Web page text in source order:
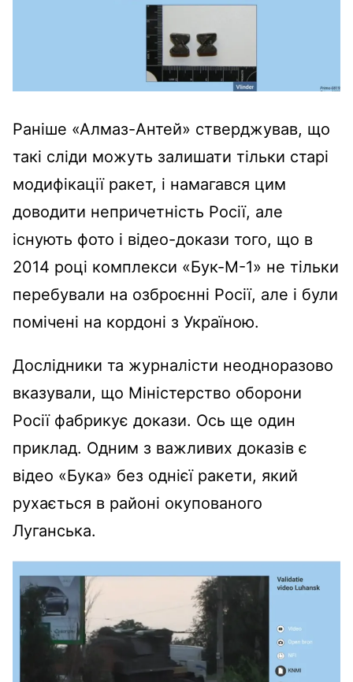
Раніше «Алмаз-Антей» стверджував, що
такі сліди можуть залишати тільки старі
модифікації ракет, і намагався цим
доводити непричетність Росії, але
існують фото і відео-докази того, що в
2014 році комплекси «Бук-М-1» не тільки
перебували на озброєнні Росії, але і були
помічені на кордоні з Україною.
Дослідники та журналісти неодноразово
вказували, що Міністерство оборони
Росії фабрикує докази. Ось ще один
приклад. Одним з важливих доказів є
відео «Бука» без однієї ракети, який
рухається в районі окупованого
Луганська.